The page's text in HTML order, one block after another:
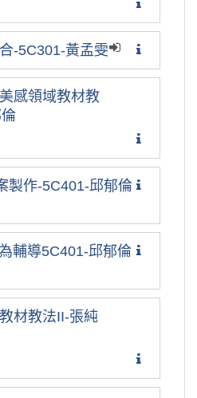
-5C301-黃孟雯
感領域教材教
製作-5C401-邱郁倫
輔導5C401-邱郁倫
材教法II-張純